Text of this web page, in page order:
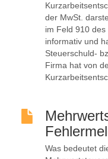
der MwSt.
im Feld 910
informativ und
Steuerschuld-
Firma hat von
Was bedeutet